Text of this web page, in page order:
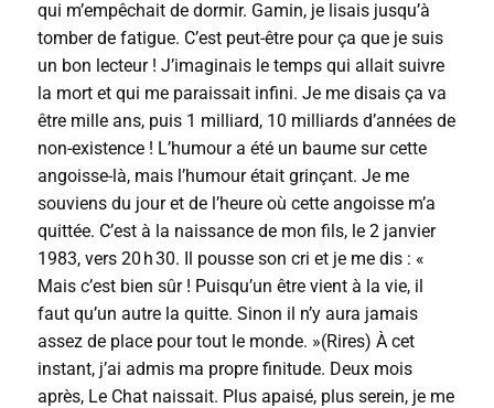
qui m’empêchait de dormir. Gamin, je lisais jusqu’à
tomber de fatigue. C’est peut-être pour ça que je suis
un bon lecteur ! J’imaginais le temps qui allait suivre
la mort et qui me paraissait infini. Je me disais ça va
être mille ans, puis 1 milliard, 10 milliards d’années de
non-existence ! L’humour a été un baume sur cette
angoisse-là, mais l’humour était grinçant. Je me
souviens du jour et de l’heure où cette angoisse m’a
quittée. C’est à la naissance de mon fils, le 2 janvier
1983, vers 20 h 30. Il pousse son cri et je me dis : «
Mais c’est bien sûr ! Puisqu’un être vient à la vie, il
faut qu’un autre la quitte. Sinon il n’y aura jamais
assez de place pour tout le monde. »(Rires) À cet
instant, j’ai admis ma propre finitude. Deux mois
après, Le Chat naissait. Plus apaisé, plus serein, je me